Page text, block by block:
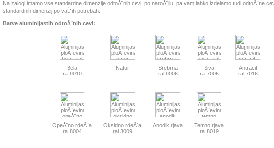
Na zalogi imamo vse standardne dimenzije odtoĂ¨nih cevi, po naroĂ¨ilu, pa vam lahko izdelamo tudi odtoĂ¨ne
standardnih dimenzij po vaĹˇih potrebah.
Barve aluminijastih odtoĂ¨nih cevi:
Bela
ral 9010
Natur
Srebrna
ral 9006
Siva
ral 7005
Antracit
ral 7016
OpeĂ¨no rdeĂ¨a
ral 8004
Oksidno rdeĂ¨a
ral 3009
Anodik rjava
Temno rjava
ral 8019